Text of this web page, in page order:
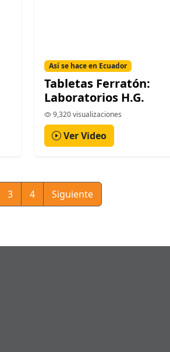
Así se hace en Ecuador
Tabletas Ferratón:
Laboratorios H.G.
9,320 visualizaciones
Ver Video
3 4 Siguiente